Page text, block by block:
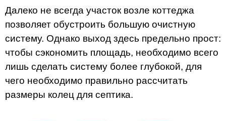
Далеко не всегда участок возле коттеджа
позволяет обустроить большую очистную
систему. Однако выход здесь предельно прост:
чтобы сэкономить площадь, необходимо всего
лишь сделать систему более глубокой, для
чего необходимо правильно рассчитать
размеры колец для септика.